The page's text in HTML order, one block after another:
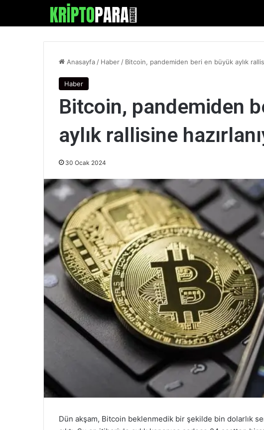
Anasayfa / Haber / Bitcoin, pandemiden beri en büyük aylık
Haber
Bitcoin, pandemiden
aylık rallisine
30 Ocak 2024
Dün akşam, Bitcoin beklenmedik bir şekilde bin dolarlık